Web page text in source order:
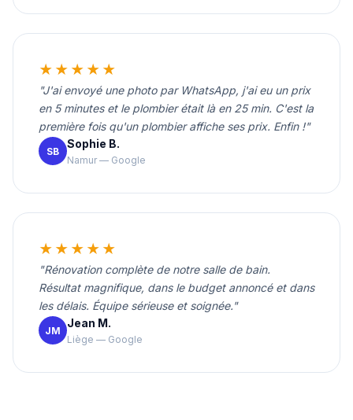
★★★★★
"J'ai envoyé une photo par WhatsApp, j'ai eu un prix
en 5 minutes et le plombier était là en 25 min. C'est la
première fois qu'un plombier affiche ses prix. Enfin !"
SB
Sophie B.
Namur — Google
★★★★★
"Rénovation complète de notre salle de bain.
Résultat magnifique, dans le budget annoncé et dans
les délais. Équipe sérieuse et soignée."
JM
Jean M.
Liège — Google